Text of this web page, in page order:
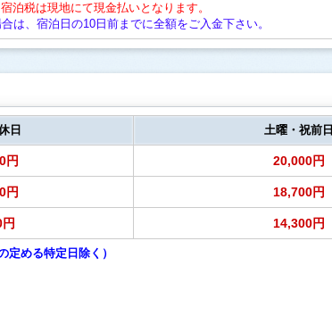
泊税は現地にて現金払いとなります。
、宿泊日の10日前までに全額をご入金下さい。
日 土曜・祝前日
円 20,000円
円 18,700円
14,300円
める特定日除く）